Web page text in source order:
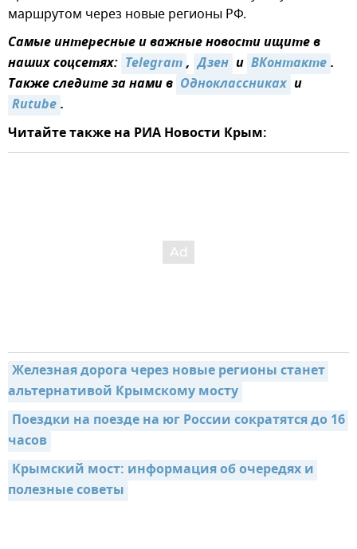
маршрутом через новые регионы РФ.
Самые интересные и важные новости ищите в
наших соцсетях: Telegram, Дзен и ВКонтакте.
Также следите за нами в Одноклассниках и
Rutube.
Читайте также на РИА Новости Крым:
Железная дорога через новые регионы станет
альтернативой Крымскому мосту
Поездки на поезде на юг России сократятся до 16
часов
Крымский мост: информация об очередях и
полезные советы